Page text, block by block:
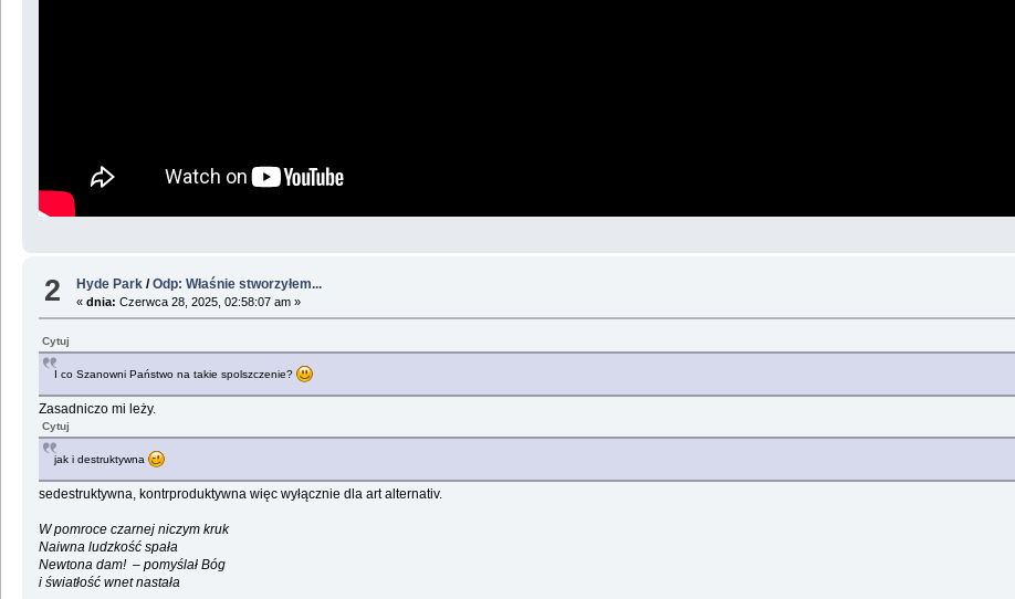
2 Hyde Park /Odp: Właśnie stworzyłem...
«dnia: Czerwca 28, 2025, 02:58:07 am »
Cytuj
I co Szanowni Państwo na takie spolszczenie?
Zasadniczo mi leży.
Cytuj
jak i destruktywna
sedestruktywna, kontrproduktywna więc wyłącznie dla art alternativ.
W pomroce czarnej niczym kruk
Naiwna ludzkość spała
Newtona dam! – pomyślał Bóg
i światłość wnet nastała